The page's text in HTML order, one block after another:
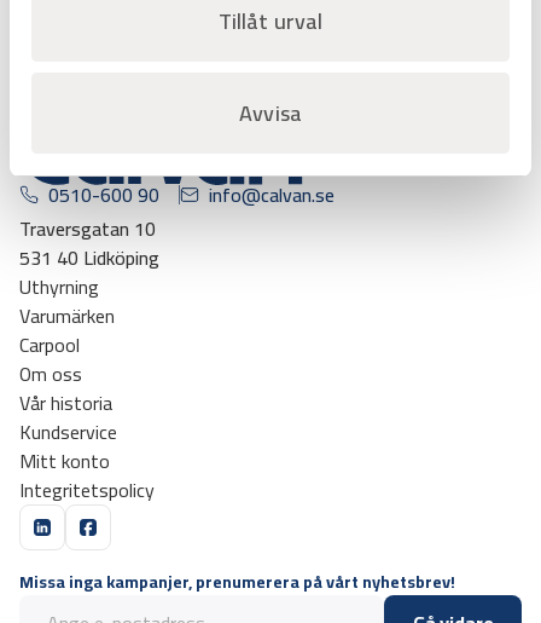
Tillåt urval
Avvisa
0510-600 90
info@calvan.se
Traversgatan 10
531 40 Lidköping
Uthyrning
Varumärken
Carpool
Om oss
Vår historia
Kundservice
Mitt konto
Integritetspolicy
Missa inga kampanjer, prenumerera på vårt nyhetsbrev!